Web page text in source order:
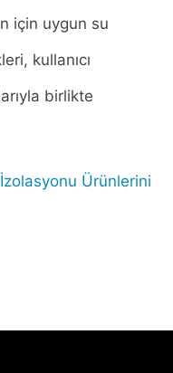
için uygun su
kullanıcı
birlikte
Ürünlerini